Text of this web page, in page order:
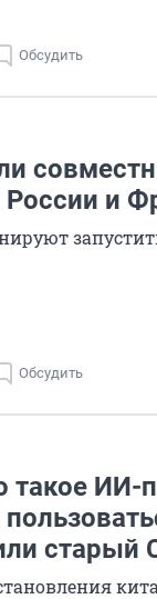
Обсудить
и
Обсудить
такое
старый